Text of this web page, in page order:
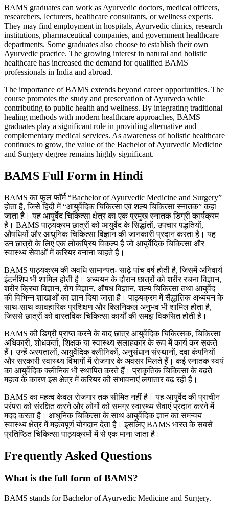
BAMS graduates can work as Ayurvedic doctors, medical officers,
researchers, lecturers, healthcare consultants, or wellness experts.
They may find employment in hospitals, Ayurvedic clinics, research
institutions, pharmaceutical companies, and government healthcare
departments. Some graduates also choose to establish their own
Ayurvedic practice. The growing interest in natural and holistic
healthcare has increased the demand for qualified BAMS
professionals in India and abroad.
The importance of BAMS extends beyond career opportunities. The
course promotes the study and preservation of Ayurveda while
contributing to public health and wellness. By integrating traditional
healing methods with modern healthcare approaches, BAMS
graduates play a significant role in providing alternative and
complementary medical services. As awareness of holistic healthcare
continues to grow, the value of the Bachelor of Ayurvedic Medicine
and Surgery degree remains highly significant.
BAMS Full Form in Hindi
BAMS का फुल फॉर्म “Bachelor of Ayurvedic Medicine and Surgery”
होता है, जिसे हिंदी में “आयुर्वेदिक चिकित्सा एवं शल्य चिकित्सा स्नातक” कहा
जाता है। यह आयुर्वेद चिकित्सा क्षेत्र का एक प्रमुख स्नातक डिग्री कार्यक्रम
है। BAMS पाठ्यक्रम छात्रों को आयुर्वेद के सिद्धांतों, उपचार पद्धतियों,
औषधियों और आधुनिक चिकित्सा विज्ञान की जानकारी प्रदान करता है। यह
उन छात्रों के लिए एक लोकप्रिय विकल्प है जो आयुर्वेदिक चिकित्सा और
स्वास्थ्य सेवाओं में करियर बनाना चाहते हैं।
BAMS पाठ्यक्रम की अवधि सामान्यतः साढ़े पांच वर्ष होती है, जिसमें अनिवार्य
इंटर्नशिप भी शामिल होती है। अध्ययन के दौरान छात्रों को शरीर रचना विज्ञान,
शरीर क्रिया विज्ञान, रोग विज्ञान, औषध विज्ञान, शल्य चिकित्सा तथा आयुर्वेद
की विभिन्न शाखाओं का ज्ञान दिया जाता है। पाठ्यक्रम में सैद्धांतिक अध्ययन के
साथ-साथ व्यावहारिक प्रशिक्षण और क्लिनिकल अनुभव भी शामिल होता है,
जिससे छात्रों को वास्तविक चिकित्सा कार्यों की समझ विकसित होती है।
BAMS की डिग्री प्राप्त करने के बाद छात्र आयुर्वेदिक चिकित्सक, चिकित्सा
अधिकारी, शोधकर्ता, शिक्षक या स्वास्थ्य सलाहकार के रूप में कार्य कर सकते
हैं। उन्हें अस्पतालों, आयुर्वेदिक क्लीनिकों, अनुसंधान संस्थानों, दवा कंपनियों
और सरकारी स्वास्थ्य विभागों में रोजगार के अवसर मिलते हैं। कई स्नातक स्वयं
का आयुर्वेदिक क्लीनिक भी स्थापित करते हैं। प्राकृतिक चिकित्सा के बढ़ते
महत्व के कारण इस क्षेत्र में करियर की संभावनाएं लगातार बढ़ रही हैं।
BAMS का महत्व केवल रोजगार तक सीमित नहीं है। यह आयुर्वेद की प्राचीन
परंपरा को संरक्षित करने और लोगों को समग्र स्वास्थ्य सेवाएं प्रदान करने में
मदद करता है। आधुनिक चिकित्सा के साथ आयुर्वेदिक ज्ञान का समन्वय
स्वास्थ्य क्षेत्र में महत्वपूर्ण योगदान देता है। इसलिए BAMS भारत के सबसे
प्रतिष्ठित चिकित्सा पाठ्यक्रमों में से एक माना जाता है।
Frequently Asked Questions
What is the full form of BAMS?
BAMS stands for Bachelor of Ayurvedic Medicine and Surgery.